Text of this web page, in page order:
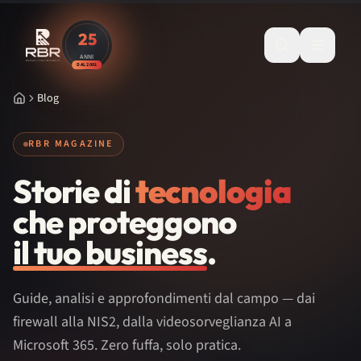
Salta al contenuto principale
25
ANNI
DAL 2001
Servizi
Cybersecurity
Microsoft 365
Microsoft 365 Copilot
Brand
Chi Siamo
HomeBlog
RBR MAGAZINE
Storie ditecnologia
che proteggono
il tuo business.
Guide, analisi e approfondimenti dal campo — dai
firewall alla NIS2, dalla videosorveglianza AI a
Microsoft 365. Zero fuffa, solo pratica.